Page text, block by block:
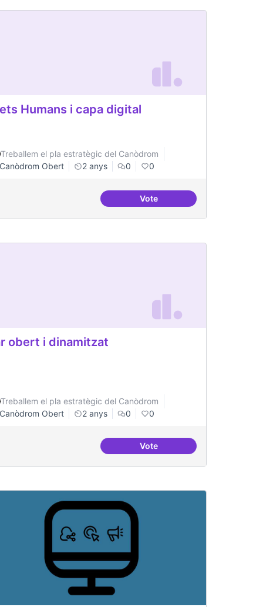
Humans i capa digital
Treballem el pla estratègic del Canòdrom
Canòdrom Obert
2 anys 0 0
VoteDrets Humans i capa digital
específiques
obert i dinamitzat
Treballem el pla estratègic del Canòdrom
Canòdrom Obert
2 anys 0 0
VoteBar obert i dinamitzat